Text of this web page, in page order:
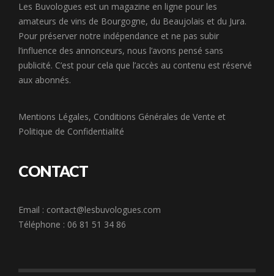
Les Buvologues est un magazine en ligne pour les
amateurs de vins de Bourgogne, du Beaujolais et du Jura.
Pour préserver notre indépendance et ne pas subir
l’influence des annonceurs, nous l’avons pensé sans
publicité. C’est pour cela que l’accès au contenu est réservé
aux abonnés.
Mentions Légales, Conditions Générales de Vente et
Politique de Confidentialité
CONTACT
Email : contact@lesbuvologues.com
Téléphone : 06 81 51 34 86